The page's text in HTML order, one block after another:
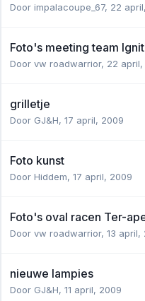
Door impalacoupe_67, 22
Foto's meeting team
Door vw roadwarrior, 22 april,
grilletje
Door GJ&H, 17 april, 2009
Foto kunst
Door Hiddem, 17 april, 2009
Foto's oval racen Ter-
Door vw roadwarrior, 13 april,
nieuwe lampies
Door GJ&H, 11 april, 2009